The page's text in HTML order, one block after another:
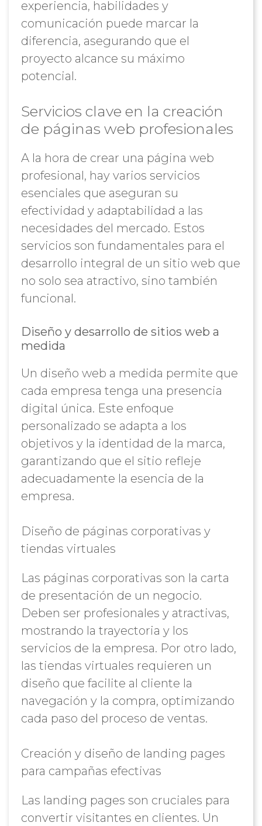
experiencia, habilidades y
comunicación puede marcar la
diferencia, asegurando que el
proyecto alcance su máximo
potencial.
Servicios clave en la creación
de páginas web profesionales
A la hora de crear una página web
profesional, hay varios servicios
esenciales que aseguran su
efectividad y adaptabilidad a las
necesidades del mercado. Estos
servicios son fundamentales para el
desarrollo integral de un sitio web que
no solo sea atractivo, sino también
funcional.
Diseño y desarrollo de sitios web a
medida
Un diseño web a medida permite que
cada empresa tenga una presencia
digital única. Este enfoque
personalizado se adapta a los
objetivos y la identidad de la marca,
garantizando que el sitio refleje
adecuadamente la esencia de la
empresa.
Diseño de páginas corporativas y
tiendas virtuales
Las páginas corporativas son la carta
de presentación de un negocio.
Deben ser profesionales y atractivas,
mostrando la trayectoria y los
servicios de la empresa. Por otro lado,
las tiendas virtuales requieren un
diseño que facilite al cliente la
navegación y la compra, optimizando
cada paso del proceso de ventas.
Creación y diseño de landing pages
para campañas efectivas
Las landing pages son cruciales para
convertir visitantes en clientes. Un